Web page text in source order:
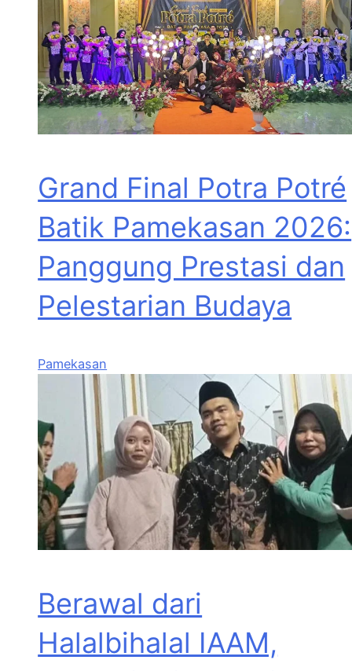
Grand Final Potra Potré
Batik Pamekasan 2026:
Panggung Prestasi dan
Pelestarian Budaya
Pamekasan
Berawal dari
Halalbihalal IAAM,